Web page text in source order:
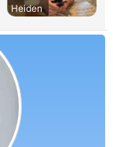
Heiden